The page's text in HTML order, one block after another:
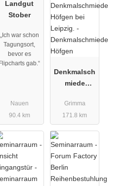
Schweiz
Landgut
Stober
„Ich war schon
Tagungsort,
bevor es
gab.“
Nauen
90.4 km
Denkmalsch
miede
Grimma
171.8 km